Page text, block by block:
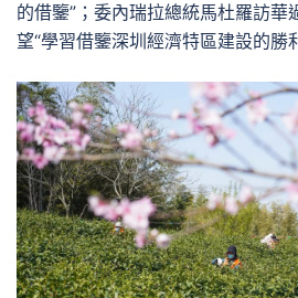
的借鑒”；委內瑞拉總統馬杜羅訪華
望“學習借鑒深圳經濟特區建設的勝